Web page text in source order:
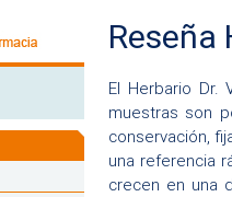
Reseña
El Herbario Dr.
muestras son
conservación,
una referencia
crecen en una